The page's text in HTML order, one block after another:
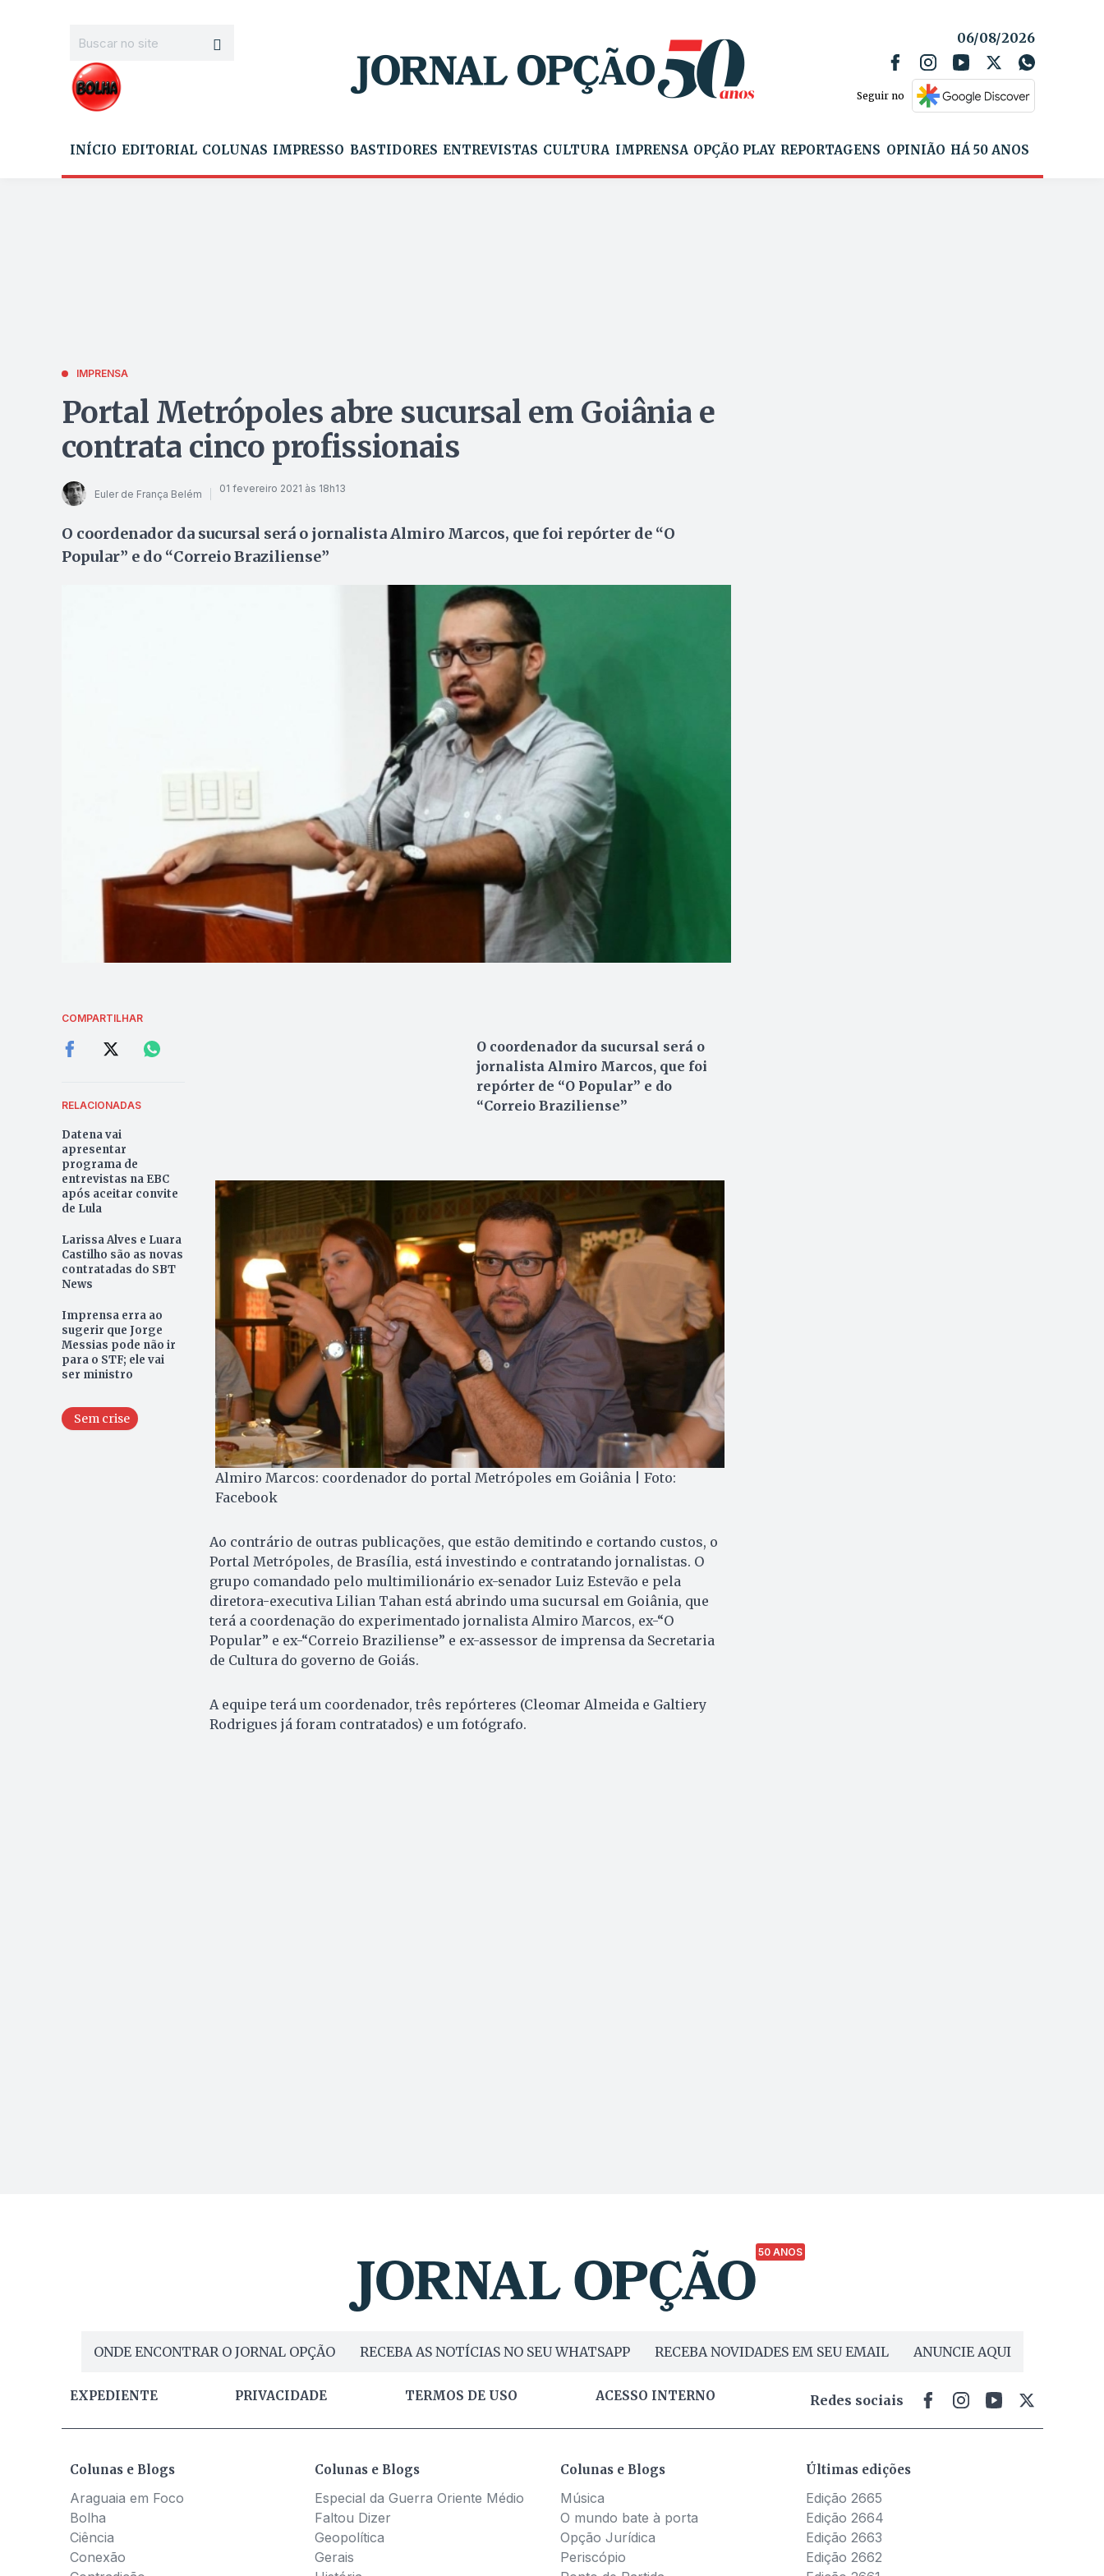
06/08/2026
Seguir no
INÍCIO EDITORIAL COLUNAS IMPRESSO BASTIDORES ENTREVISTAS CULTURA IMPRENSA OPÇÃO PLAY REPORTAGENS OPINIÃO HÁ 50 ANOS
IMPRENSA
Portal Metrópoles abre sucursal em Goiânia e
contrata cinco profissionais
Euler de França Belém 01 fevereiro 2021 às 18h13
O coordenador da sucursal será o jornalista Almiro Marcos, que foi repórter de “O
Popular” e do “Correio Braziliense”
COMPARTILHAR
RELACIONADAS
Datena vai
apresentar
programa de
entrevistas na EBC
após aceitar convite
de Lula
Larissa Alves e Luara
Castilho são as novas
contratadas do SBT
News
Imprensa erra ao
sugerir que Jorge
Messias pode não ir
para o STF; ele vai
ser ministro
Sem crise
O coordenador da sucursal será o
jornalista Almiro Marcos, que foi
repórter de “O Popular” e do
“Correio Braziliense”
Almiro Marcos: coordenador do portal Metrópoles em Goiânia | Foto:
Facebook
Ao contrário de outras publicações, que estão demitindo e cortando custos, o
Portal Metrópoles, de Brasília, está investindo e contratando jornalistas. O
grupo comandado pelo multimilionário ex-senador Luiz Estevão e pela
diretora-executiva Lilian Tahan está abrindo uma sucursal em Goiânia, que
terá a coordenação do experimentado jornalista Almiro Marcos, ex-“O
Popular” e ex-“Correio Braziliense” e ex-assessor de imprensa da Secretaria
de Cultura do governo de Goiás.
A equipe terá um coordenador, três repórteres (Cleomar Almeida e Galtiery
Rodrigues já foram contratados) e um fotógrafo.
50 ANOS
ONDE ENCONTRAR O JORNAL OPÇÃO RECEBA AS NOTÍCIAS NO SEU WHATSAPP RECEBA NOVIDADES EM SEU EMAIL ANUNCIE AQUI
EXPEDIENTE PRIVACIDADE TERMOS DE USO ACESSO INTERNO Redes sociais
Colunas e Blogs
Araguaia em Foco
Bolha
Ciência
Conexão
Colunas e Blogs
Especial da Guerra Oriente Médio
Faltou Dizer
Geopolítica
Gerais
Colunas e Blogs
Música
O mundo bate à porta
Opção Jurídica
Periscópio
Últimas edições
Edição 2665
Edição 2664
Edição 2663
Edição 2662